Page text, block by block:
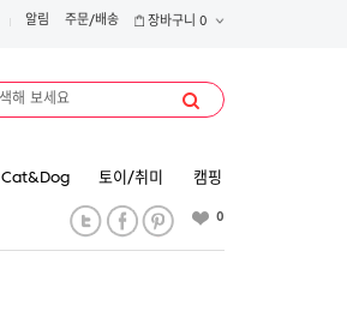
알림 주문/배송 장바구니 0
Cat&Dog 토이/취미 캠핑
0